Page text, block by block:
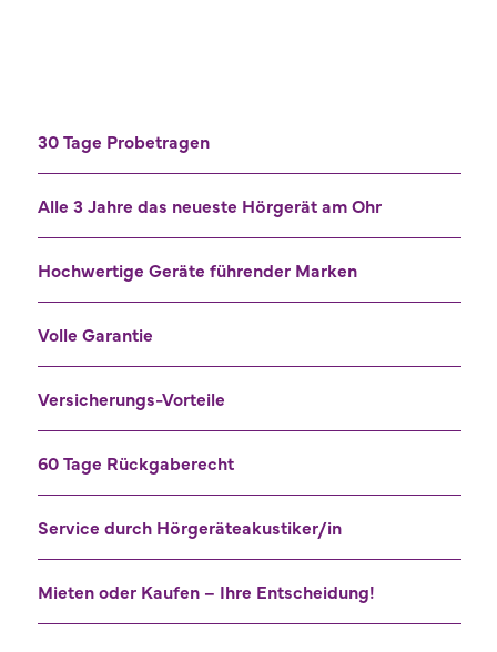
30 Tage Probetragen
Alle 3 Jahre das neueste Hörgerät am Ohr
Hochwertige Geräte führender Marken
Volle Garantie
Versicherungs-Vorteile
60 Tage Rückgaberecht
Service durch Hörgeräteakustiker/in
Mieten oder Kaufen – Ihre Entscheidung!